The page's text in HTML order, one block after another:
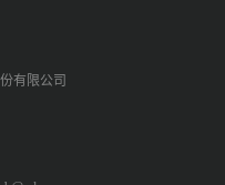
有限公司